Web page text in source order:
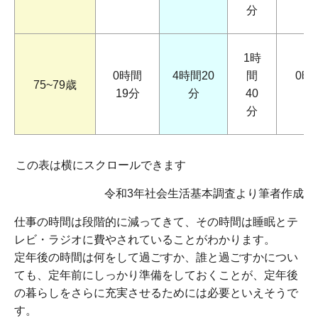
分
75~79歳
0時間
19分
4時間20
分
1時
間
40
分
0時
この表は横にスクロールできます
令和3年社会生活基本調査より筆者作成
仕事の時間は段階的に減ってきて、その時間は睡眠とテ
レビ・ラジオに費やされていることがわかります。
定年後の時間は何をして過ごすか、誰と過ごすかについ
ても、定年前にしっかり準備をしておくことが、定年後
の暮らしをさらに充実させるためには必要といえそうで
す。